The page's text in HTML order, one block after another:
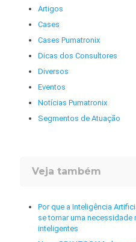
Artigos
Cases
Cases Pumatronix
Dicas dos Consultores
Diversos
Eventos
Notícias Pumatronix
Segmentos de Atuação
Veja também
Por que a Inteligência
se tornar uma
inteligentes